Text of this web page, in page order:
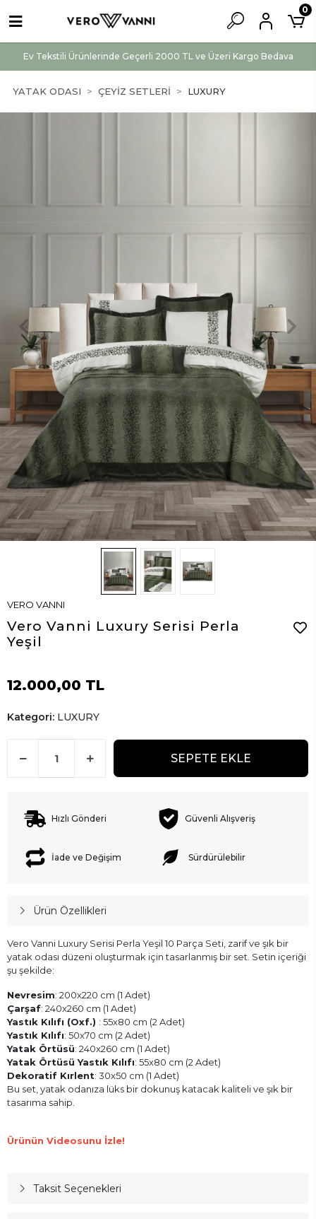
Ev Tekstili Ürünlerinde Geçerli 2000 TL ve Üzeri Kargo Bedava
0
YATAK ODASI ÇEYİZ SETLERİ LUXURY
VERO VANNI
Vero Vanni Luxury Serisi Perla
Yeşil
12.000,00 TL
Kategori: LUXURY
SEPETE EKLE
Hızlı Gönderi Güvenli Alışveriş
İade ve Değişim Sürdürülebilir
Ürün Özellikleri
Vero Vanni Luxury Serisi Perla Yeşil 10 Parça Seti, zarif ve şık bir
yatak odası düzeni oluşturmak için tasarlanmış bir set. Setin içeriği
şu şekilde:
Nevresim: 200x220 cm (1 Adet)
Çarşaf: 240x260 cm (1 Adet)
Yastık Kılıfı (Oxf.) : 55x80 cm (2 Adet)
Yastık Kılıfı: 50x70 cm (2 Adet)
Yatak Örtüsü: 240x260 cm (1 Adet)
Yatak Örtüsü Yastık Kılıfı: 55x80 cm (2 Adet)
Dekoratif Kırlent: 30x50 cm (1 Adet)
Bu set, yatak odanıza lüks bir dokunuş katacak kaliteli ve şık bir
tasarıma sahip.
Ürünün Videosunu İzle!
Taksit Seçenekleri